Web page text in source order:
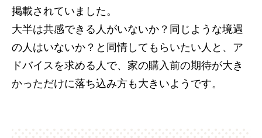
掲載されていました。
大半は共感できる人がいないか？同じような境遇
の人はいないか？と同情してもらいたい人と、ア
ドバイスを求める人で、家の購入前の期待が大き
かっただけに落ち込み方も大きいようです。